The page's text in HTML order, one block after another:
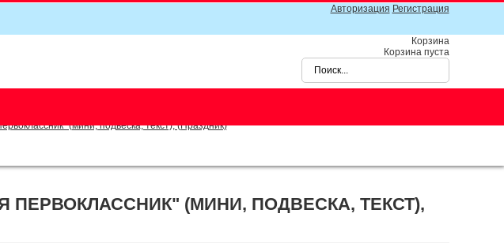
Авторизация Регистрация
Корзина
Корзина пуста
(мини, подвеска, текст), (Праздник)
ПЕРВОКЛАССНИК" (МИНИ, ПОДВЕСКА, ТЕКСТ),